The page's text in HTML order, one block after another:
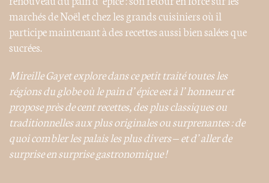
marchés de Noël et chez les grands cuisiniers où il
participe maintenant à des recettes aussi bien salées que
sucrées.
Mireille Gayet explore dans ce petit traité toutes les
régions du globe où le pain d’épice est à l’honneur et
propose près de cent recettes, des plus classiques ou
traditionnelles aux plus originales ou surprenantes : de
quoi combler les palais les plus divers – et d’aller de
surprise en surprise gastronomique !